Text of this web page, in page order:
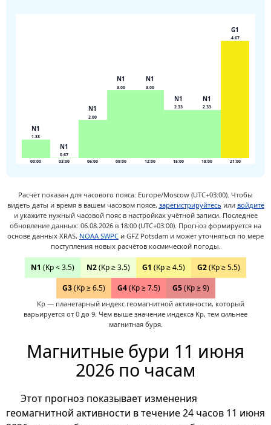
00:00
1.33
N1
03:00
0.67
N1
06:00
2.00
N1
09:00
3.00
N1
12:00
3.00
N1
15:00
2.33
N1
18:00
2.33
N1
21:00
4.67
G1
Расчёт показан для часового пояса: Europe/Moscow (UTC+03:00). Чтобы
видеть даты и время в вашем часовом поясе, зарегистрируйтесь или войдите
и укажите нужный часовой пояс в настройках учётной записи. Последнее
обновление данных: 06.08.2026 в 18:00 (UTC+03:00). Прогноз формируется на
основе данных XRAS, NOAA SWPC и GFZ Potsdam и может уточняться по мере
поступления новых расчётов космической погоды.
N1 (Kp < 3.5) N2(Kp ≥ 3.5) G1 (Kp ≥ 4.5) G2(Kp ≥ 5.5)
G3 (Kp ≥ 6.5) G4 (Kp ≥ 7.5) G5 (Kp ≥ 9)
Kp — планетарный индекс геомагнитной активности, который
варьируется от 0 до 9. Чем выше значение индекса Kp, тем сильнее
магнитная буря.
Магнитные бури 11 июня
2026 по часам
Этот прогноз показывает изменения
геомагнитной активности в течение 24 часов 11 июня